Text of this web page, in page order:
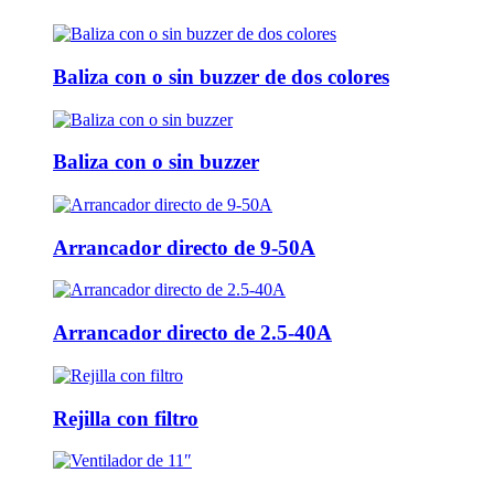
Baliza con o sin buzzer de dos colores
Baliza con o sin buzzer
Arrancador directo de 9-50A
Arrancador directo de 2.5-40A
Rejilla con filtro